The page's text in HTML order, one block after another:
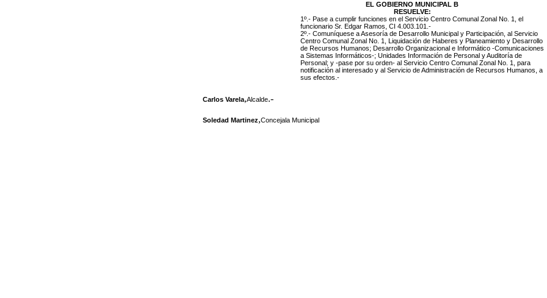
EL GOBIERNO MUNICIPAL B
RESUELVE:
1º.- Pase a cumplir funciones en el Servicio Centro Comunal Zonal No. 1, el
funcionario Sr. Edgar Ramos, CI 4.003.101.-
2º.- Comuníquese a Asesoría de Desarrollo Municipal y Participación, al Servicio
Centro Comunal Zonal No. 1, Liquidación de Haberes y Planeamiento y Desarrollo
de Recursos Humanos; Desarrollo Organizacional e Informático -Comunicaciones
a Sistemas Informáticos-; Unidades Información de Personal y Auditoría de
Personal; y -pase por su orden- al Servicio Centro Comunal Zonal No. 1, para
notificación al interesado y al Servicio de Administración de Recursos Humanos, a
sus efectos.-
Carlos Varela,Alcalde.-
Soledad Martinez,Concejala Municipal